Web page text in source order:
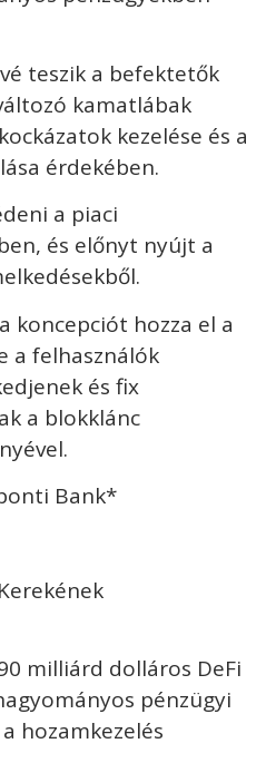
teszik a befektetők
kamatlábak
kezelése és a
érdekében.
a piaci
és előnyt nyújt a
koncepciót hozza el a
a felhasználók
és fix
a blokklánc
Bank*
milliárd dolláros DeFi
pénzügyi
hozamkezelés